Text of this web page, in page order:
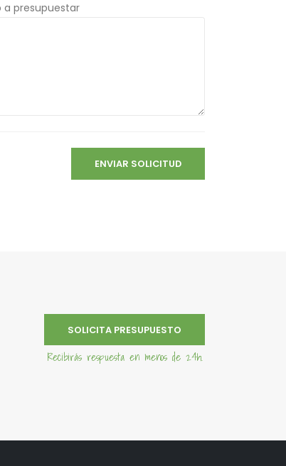
presupuestar
SOLICITA PRESUPUESTO
Recibirás respuesta en menos de 24h.